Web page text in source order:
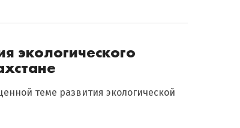
экологического
теме развития экологической